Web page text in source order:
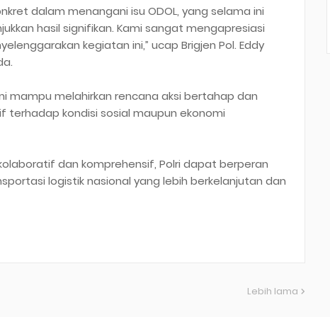
dalam menangani isu ODOL, yang selama ini
hasil signifikan. Kami sangat mengapresiasi
kegiatan ini,” ucap Brigjen Pol. Eddy
mampu melahirkan rencana aksi bertahap dan
kondisi sosial maupun ekonomi
dan komprehensif, Polri dapat berperan
logistik nasional yang lebih berkelanjutan dan
Lebih lama